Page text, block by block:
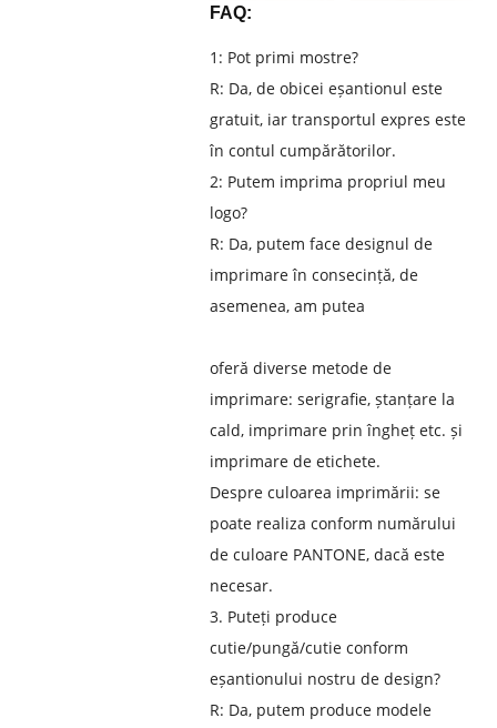
FAQ:
1: Pot primi mostre?
R: Da, de obicei eșantionul este
gratuit, iar transportul expres este
în contul cumpărătorilor.
2: Putem imprima propriul meu
logo?
R: Da, putem face designul de
imprimare în consecință, de
asemenea, am putea
oferă diverse metode de
imprimare: serigrafie, ștanțare la
cald, imprimare prin îngheț etc. și
imprimare de etichete.
Despre culoarea imprimării: se
poate realiza conform numărului
de culoare PANTONE, dacă este
necesar.
3. Puteți produce
cutie/pungă/cutie conform
eșantionului nostru de design?
R: Da, putem produce modele